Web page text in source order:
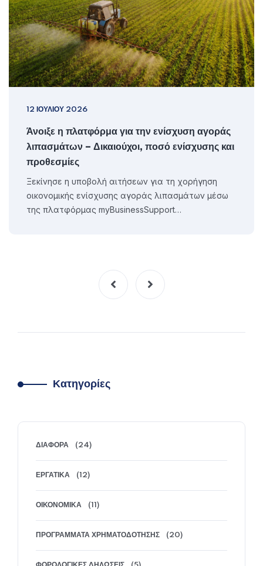
12 ΙΟΥΛΊΟΥ 2026
Άνοιξε η πλατφόρμα για την ενίσχυση αγοράς
λιπασμάτων – Δικαιούχοι, ποσό ενίσχυσης και
προθεσμίες
Ξεκίνησε η υποβολή αιτήσεων για τη χορήγηση
οικονομικής ενίσχυσης αγοράς λιπασμάτων μέσω
της πλατφόρμας myBusinessSupport…
Κατηγορίες
ΔΙΆΦΟΡΑ (24)
ΕΡΓΑΤΙΚΆ (12)
ΟΙΚΟΝΟΜΙΚΆ (11)
ΠΡΟΓΡΆΜΜΑΤΑ ΧΡΗΜΑΤΟΔΌΤΗΣΗΣ (20)